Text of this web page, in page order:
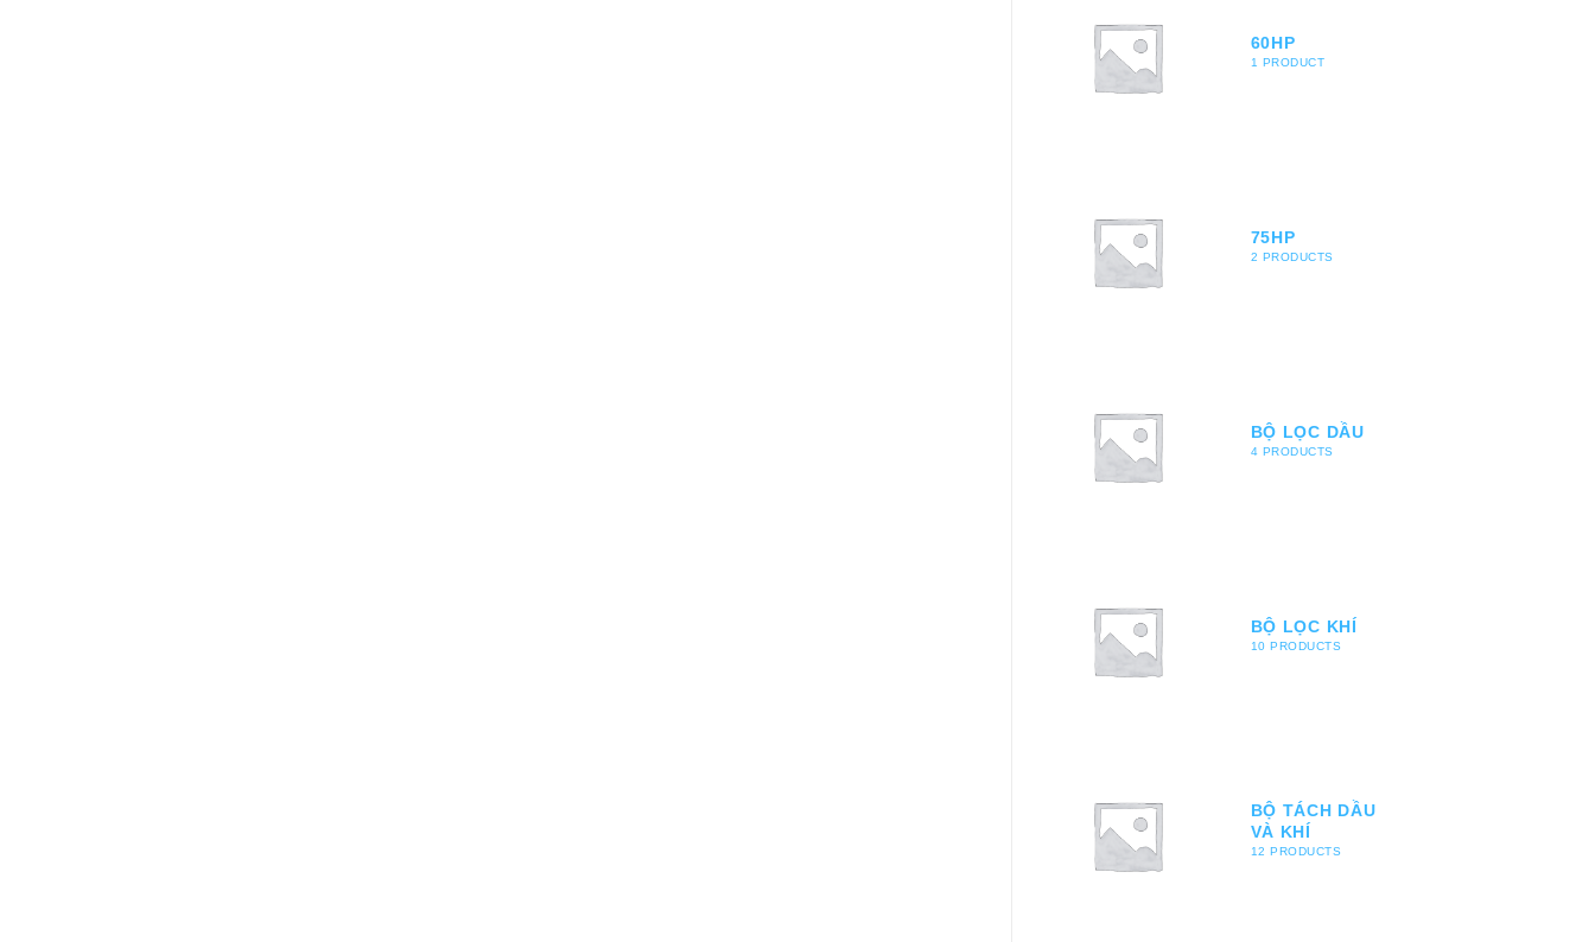
60HP
1 PRODUCT
75HP
2 PRODUCTS
BỘ LỌC DẦU
4 PRODUCTS
BỘ LỌC KHÍ
10 PRODUCTS
BỘ TÁCH DẦU
VÀ KHÍ
12 PRODUCTS